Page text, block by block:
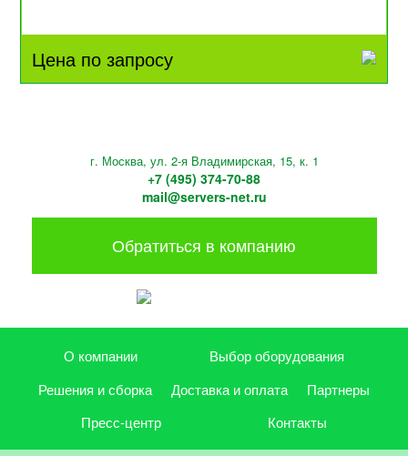
Цена по запросу
г. Москва, ул. 2-я Владимирская, 15, к. 1
+7 (495) 374-70-88
mail@servers-net.ru
Обратиться в компанию
О компании
Выбор оборудования
Решения и сборка
Доставка и оплата
Партнеры
Пресс-центр
Контакты